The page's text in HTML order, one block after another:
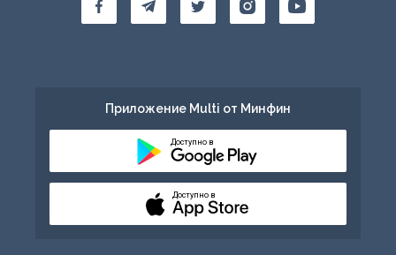
Приложение Multi от Минфин
Доступно в
Доступно в